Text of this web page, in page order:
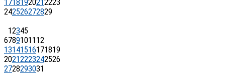
17181920212223
242526272829
12345
67891011 12
13141516171819
20212223242526
2728293031